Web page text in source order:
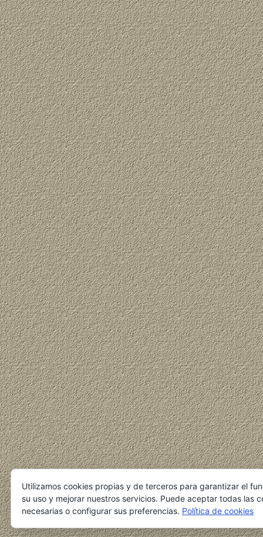
Utilizamos cookies propias y de terceros para garantizar el
su uso y mejorar nuestros servicios. Puede aceptar todas las
necesarias o configurar sus preferencias. Política de cookies